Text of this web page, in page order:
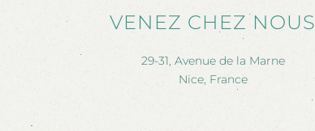
VENEZ CHEZ NOUS
29-31, Avenue de la Marne
Nice, France